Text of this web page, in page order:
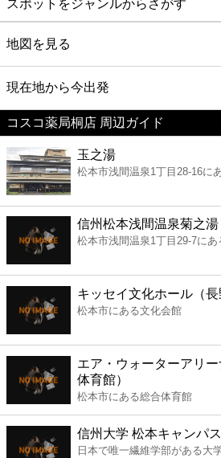
スポットをジャンルからさがす
グルメ
映画
美容
コンビニ
薬局
スーパー
エンタメ
レジャー
書店
ファミレス
地図を見る
現在地から今出発
コスコ薬局桐店 周辺ガイド
玉之湯
松本市浅間温泉1丁目28-16に
信州松本浅間温泉菊之湯
松本市浅間温泉1丁目29-7にあ
キッセイ文化ホール（長
松本市にある文化会館
エア・ウォーターアリ
体育館）
松本市にある総合体育館
信州大学 松本キャンパス
日本で唯一繊維学部がある大